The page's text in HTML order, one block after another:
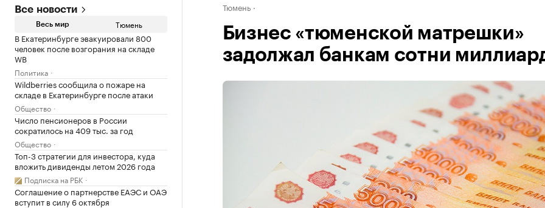
Все новости
Весь мир Тюмень
В Екатеринбурге эвакуировали 800
человек после возгорания на складе
WB
Политика
Wildberries сообщила о пожаре на
складе в Екатеринбурге после атаки
Общество
Число пенсионеров в России
сократилось на 409 тыс. за год
Общество
Топ-3 стратегии для инвестора, куда
вложить дивиденды летом 2026 года
Подписка на РБК
Соглашение о партнерстве ЕАЭС и ОАЭ
вступит в силу 6 октября
Тюмень
Бизнес «тюменской матрешки»
задолжал банкам сотни